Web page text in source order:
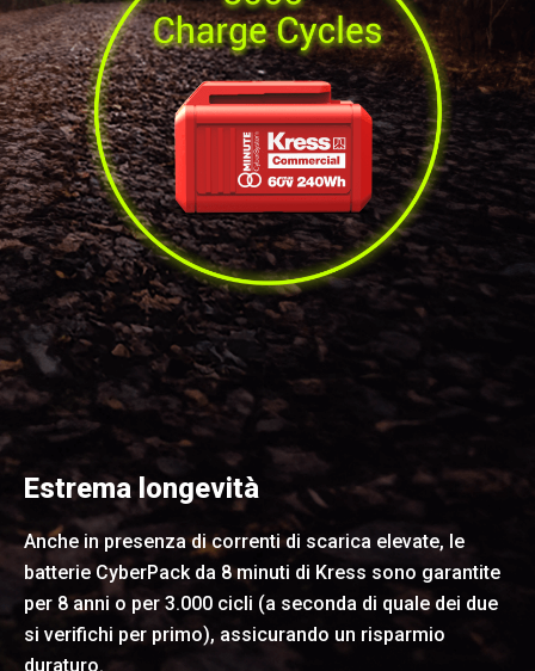
Estrema longevità
Anche in presenza di correnti di scarica elevate, le
batterie CyberPack da 8 minuti di Kress sono garantite
per 8 anni o per 3.000 cicli (a seconda di quale dei due
si verifichi per primo), assicurando un risparmio
duraturo.